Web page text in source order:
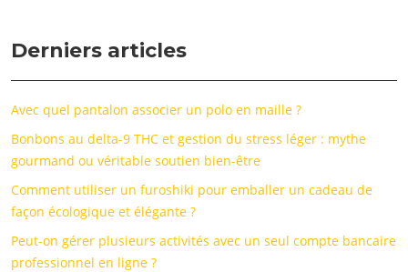
Derniers articles
Avec quel pantalon associer un polo en maille ?
Bonbons au delta-9 THC et gestion du stress léger : mythe
gourmand ou véritable soutien bien-être
Comment utiliser un furoshiki pour emballer un cadeau de
façon écologique et élégante ?
Peut-on gérer plusieurs activités avec un seul compte bancaire
professionnel en ligne ?